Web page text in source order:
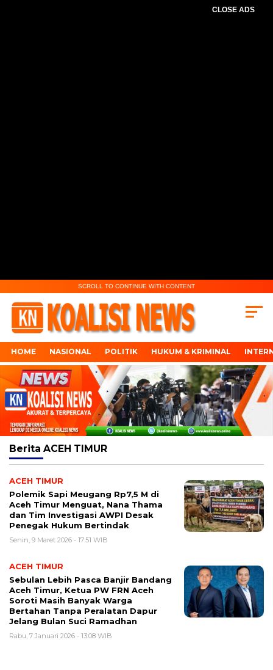
CLOSE ADS
SCROLL TO CONTINUE WITH CONTENT
HOME NASIONAL POLITIK HUKUM & KRIMINAL
Berita ACEH TIMUR
ACEH TIMUR
Polemik Sapi Meugang Rp7,5 M di
Aceh Timur Menguat, Nana Thama
dan Tim Investigasi AWPI Desak
Penegak Hukum Bertindak
Senin, 9 Maret 2026 - 17:51 WIB
ACEH TIMUR
Sebulan Lebih Pasca Banjir Bandang
Aceh Timur, Ketua PW FRN Aceh
Soroti Masih Banyak Warga
Bertahan Tanpa Peralatan Dapur
Jelang Bulan Suci Ramadhan
Rabu, 7 Januari 2026 - 13:08 WIB